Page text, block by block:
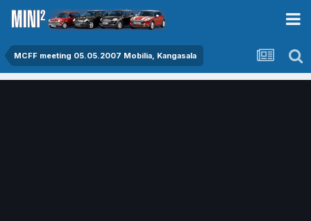
MCFF meeting 05.05.2007 Mobilia, Kangasala